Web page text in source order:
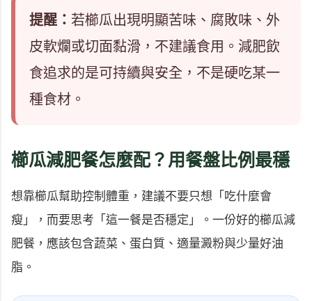
提醒： 若櫛瓜出現明顯苦味、腐敗味、外
皮軟爛或切面黏滑，不建議食用。減肥飲
食追求的是可持續與安全，不是硬吃某一
種食材。
櫛瓜減肥餐怎麼配？用餐盤比例最穩
想靠櫛瓜幫助控制體重，建議不要只想「吃什麼會
瘦」，而要思考「這一餐是否穩定」。一份好的櫛瓜減
肥餐，應該包含蔬菜、蛋白質、適量澱粉與少量好油
脂。